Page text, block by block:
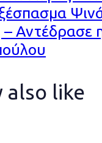
Αντέδρασε
also like